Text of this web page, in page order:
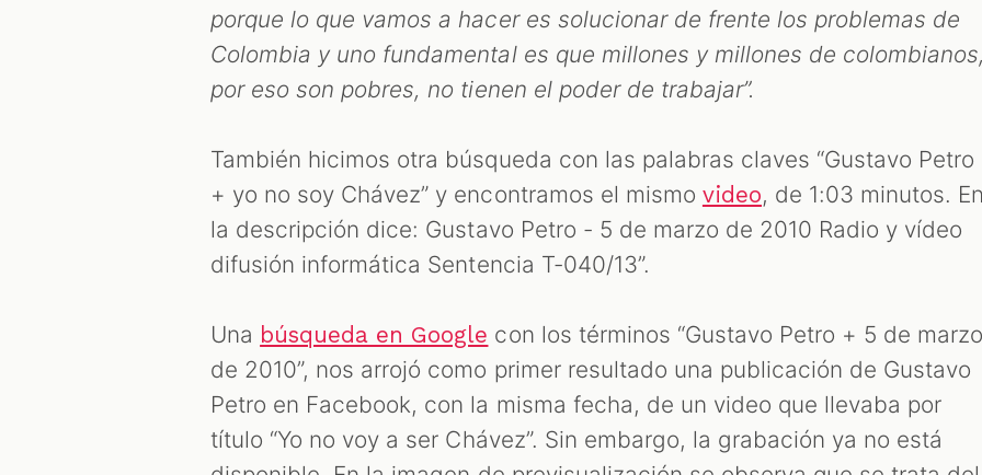
porque lo que vamos a hacer es solucionar de frente los problemas de
Colombia y uno fundamental es que millones y millones de colombianos,
por eso son pobres, no tienen el poder de trabajar”.
También hicimos otra búsqueda con las palabras claves “Gustavo Petro
+ yo no soy Chávez” y encontramos el mismo video, de 1:03 minutos. En
la descripción dice: Gustavo Petro - 5 de marzo de 2010 Radio y vídeo
difusión informática Sentencia T-040/13”.
Una búsqueda en Google con los términos “Gustavo Petro + 5 de marzo
de 2010”, nos arrojó como primer resultado una publicación de Gustavo
Petro en Facebook, con la misma fecha, de un video que llevaba por
título “Yo no voy a ser Chávez”. Sin embargo, la grabación ya no está